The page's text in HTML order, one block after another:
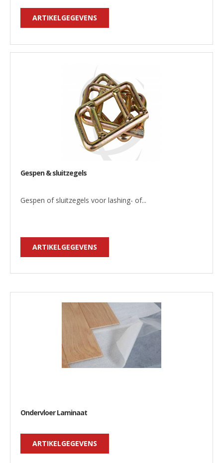
ARTIKELGEGEVENS
Gespen & sluitzegels
Gespen of sluitzegels voor lashing- of...
ARTIKELGEGEVENS
Ondervloer Laminaat
ARTIKELGEGEVENS